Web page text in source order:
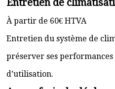
Entretien de
À partir de 60€ HTVA
Entretien du système de
préserver ses
d’utilisation.